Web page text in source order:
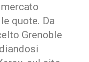
quote. Da
Grenoble